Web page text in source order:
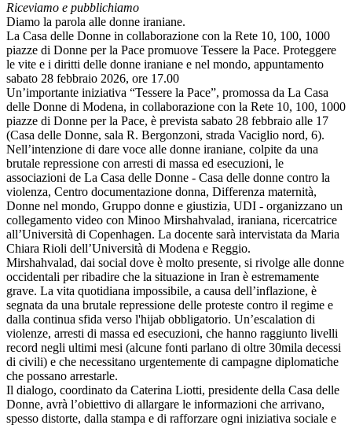
Riceviamo e pubblichiamo
Diamo la parola alle donne iraniane.
La Casa delle Donne in collaborazione con la Rete 10, 100, 1000
piazze di Donne per la Pace promuove Tessere la Pace. Proteggere
le vite e i diritti delle donne iraniane e nel mondo, appuntamento
sabato 28 febbraio 2026, ore 17.00
Un’importante iniziativa “Tessere la Pace”, promossa da La Casa
delle Donne di Modena, in collaborazione con la Rete 10, 100, 1000
piazze di Donne per la Pace, è prevista sabato 28 febbraio alle 17
(Casa delle Donne, sala R. Bergonzoni, strada Vaciglio nord, 6).
Nell’intenzione di dare voce alle donne iraniane, colpite da una
brutale repressione con arresti di massa ed esecuzioni, le
associazioni de La Casa delle Donne - Casa delle donne contro la
violenza, Centro documentazione donna, Differenza maternità,
Donne nel mondo, Gruppo donne e giustizia, UDI - organizzano un
collegamento video con Minoo Mirshahvalad, iraniana, ricercatrice
all’Università di Copenhagen. La docente sarà intervistata da Maria
Chiara Rioli dell’Università di Modena e Reggio.
Mirshahvalad, dai social dove è molto presente, si rivolge alle donne
occidentali per ribadire che la situazione in Iran è estremamente
grave. La vita quotidiana impossibile, a causa dell’inflazione, è
segnata da una brutale repressione delle proteste contro il regime e
dalla continua sfida verso l'hijab obbligatorio. Un’escalation di
violenze, arresti di massa ed esecuzioni, che hanno raggiunto livelli
record negli ultimi mesi (alcune fonti parlano di oltre 30mila decessi
di civili) e che necessitano urgentemente di campagne diplomatiche
che possano arrestarle.
Il dialogo, coordinato da Caterina Liotti, presidente della Casa delle
Donne, avrà l’obiettivo di allargare le informazioni che arrivano,
spesso distorte, dalla stampa e di rafforzare ogni iniziativa sociale e